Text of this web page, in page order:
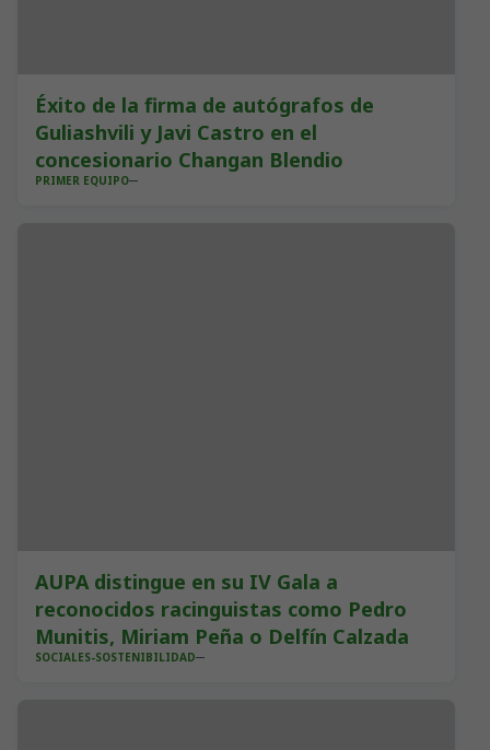
Éxito de la firma de autógrafos de
Guliashvili y Javi Castro en el
concesionario Changan Blendio
PRIMER EQUIPO
AUPA distingue en su IV Gala a
reconocidos racinguistas como Pedro
Munitis, Miriam Peña o Delfín Calzada
SOCIALES-SOSTENIBILIDAD